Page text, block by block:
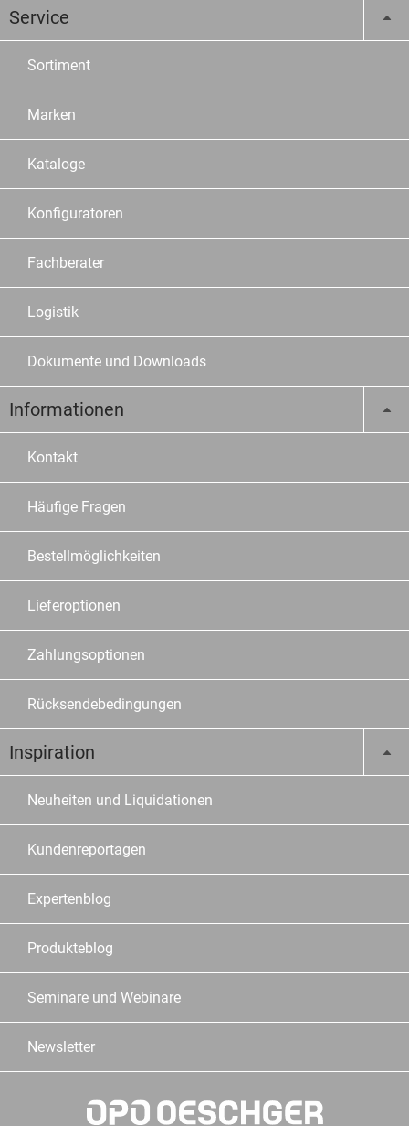
Service
Sortiment
Marken
Kataloge
Konfiguratoren
Fachberater
Logistik
Dokumente und Downloads
Informationen
Kontakt
Häufige Fragen
Bestellmöglichkeiten
Lieferoptionen
Zahlungsoptionen
Rücksendebedingungen
Inspiration
Neuheiten und Liquidationen
Kundenreportagen
Expertenblog
Produkteblog
Seminare und Webinare
Newsletter